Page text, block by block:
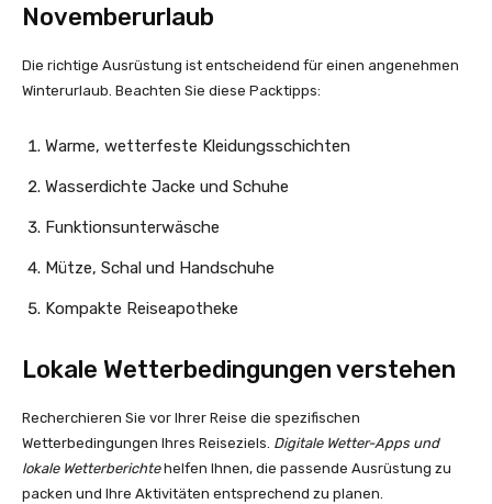
Novemberurlaub
Die richtige Ausrüstung ist entscheidend für einen angenehmen
Winterurlaub. Beachten Sie diese Packtipps:
Warme, wetterfeste Kleidungsschichten
Wasserdichte Jacke und Schuhe
Funktionsunterwäsche
Mütze, Schal und Handschuhe
Kompakte Reiseapotheke
Lokale Wetterbedingungen verstehen
Recherchieren Sie vor Ihrer Reise die spezifischen
Wetterbedingungen Ihres Reiseziels. Digitale Wetter-Apps und
lokale Wetterberichtehelfen Ihnen, die passende Ausrüstung zu
packen und Ihre Aktivitäten entsprechend zu planen.